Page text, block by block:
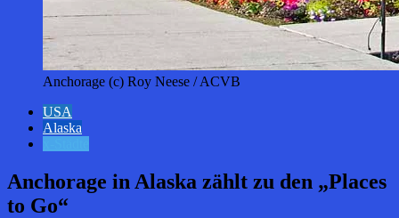
Anchorage (c) Roy Neese / ACVB
USA
Alaska
Anchorage in Alaska zählt zu den „Places
to Go“